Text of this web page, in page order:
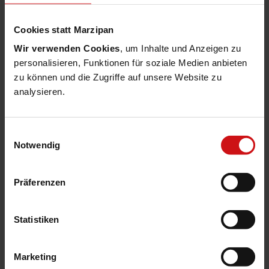
Cookies statt Marzipan
Wir verwenden Cookies, um Inhalte und Anzeigen zu
personalisieren, Funktionen für soziale Medien anbieten
zu können und die Zugriffe auf unsere Website zu
analysieren.
Notwendig
Präferenzen
Statistiken
Marketing
=> Lösungen
MACH ProForms GmbH (seit 05/2025 MACH
GmbH)
Bahnhofstraße 10
76137 Karlsruhe
Erweiterte Geltung
Dieses Impressum gilt auch für die Social